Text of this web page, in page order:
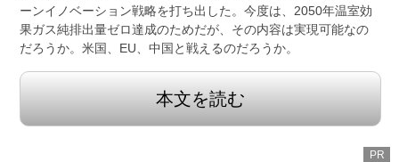
ーンイノベーション戦略を打ち出した。今度は、2050年温室効
果ガス純排出量ゼロ達成のためだが、その内容は実現可能なの
だろうか。米国、EU、中国と戦えるのだろうか。
本文を読む
PR